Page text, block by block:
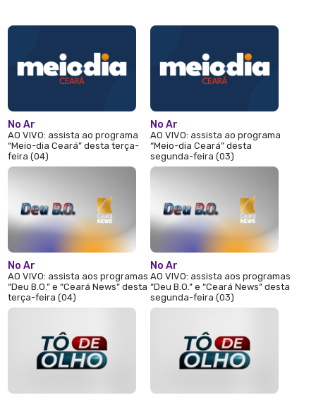
No Ar
AO VIVO: assista ao programa
“Meio-dia Ceará” desta terça-
feira (04)
No Ar
AO VIVO: assista aos programas
“Deu B.O.” e “Ceará News” desta
terça-feira (04)
No Ar
AO VIVO: assista ao programa
“Meio-dia Ceará” desta
segunda-feira (03)
No Ar
AO VIVO: assista aos programas
“Deu B.O.” e “Ceará News” desta
segunda-feira (03)